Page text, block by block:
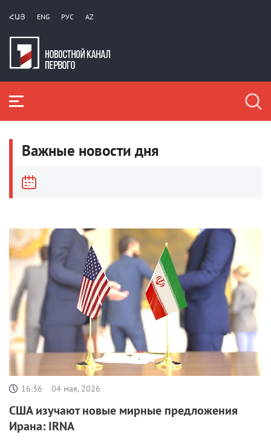
ՀԱՅ ENG РУС AZ
Важные новости дня
16:36 04 мая, 2026
США изучают новые мирные предложения
Ирана: IRNA